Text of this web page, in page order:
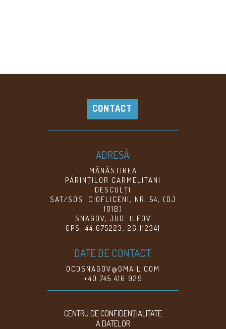
CONTACT
ADRESĂ:
MÂNĂSTIREA
PĂRINŢILOR CARMELITANI
DESCULŢI
SAT/SOS. CIOFLICENI, NR. 54, (DJ
101B)
SNAGOV, JUD. ILFOV
GPS: 44.675223, 26.112341
DATE DE CONTACT:
OCDSNAGOV@GMAIL.COM
+40 745 416 929
CENTRU DE CONFIDENŢIALITATE
A DATELOR